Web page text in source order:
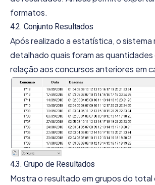
formatos.
4.2. Conjunto Resultados
Após realizado a estatística, o sistema
detalhado quais foram as
relação aos concursos anteriores em
4.3. Grupo de Resultados
Mostra o resultado em grupos do